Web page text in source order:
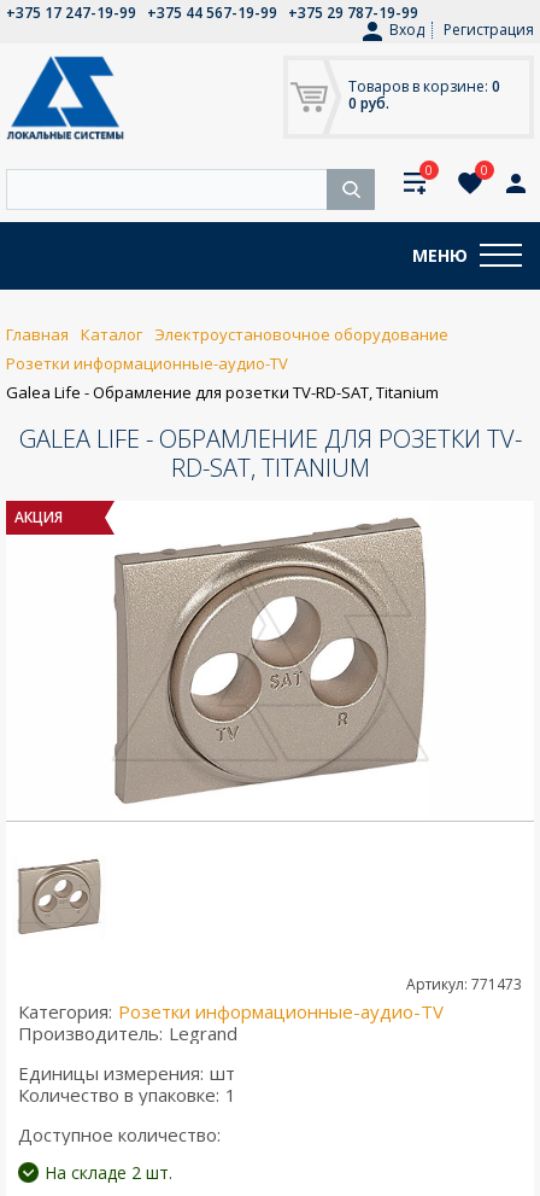
+375 17 247-19-99 +375 44 567-19-99
+375 29 787-19-99
Вход
Регистрация
Товаров в корзине: 0
0 руб.
0 0
МЕНЮ
Главная Каталог
Электроустановочное оборудование
Розетки информационные-аудио-TV
Galea Life - Обрамление для розетки TV-RD-SAT, Titanium
GALEA LIFE - ОБРАМЛЕНИЕ ДЛЯ РОЗЕТКИ TV-
RD-SAT, TITANIUM
АКЦИЯ
Артикул: 771473
Категория: Розетки информационные-аудио-TV
Производитель: Legrand
Единицы измерения: шт
Количество в упаковке: 1
Доступное количество:
На складе 2 шт.